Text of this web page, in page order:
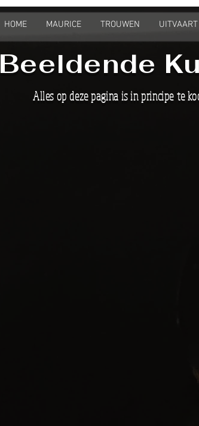
HOME MAURICE TROUWEN UITVAART
Beeldende
Alles op deze pagina is in principe te